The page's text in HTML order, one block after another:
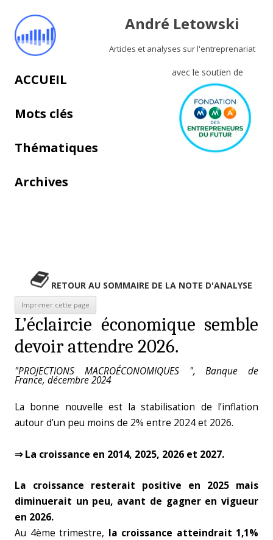
André Letowski
Articles et analyses sur l'entreprenariat
avec le soutien de
Aller au contenu principal
ACCUEIL
Mots clés
Thématiques
Archives
RETOUR AU SOMMAIRE DE LA NOTE D'ANALYSE
L’éclaircie économique semble
devoir attendre 2026.
"PROJECTIONS MACROÉCONOMIQUES ", Banque de
France, décembre 2024
La bonne nouvelle est la stabilisation de l’inflation
autour d’un peu moins de 2% entre 2024 et 2026.
⇒ La croissance en 2014, 2025, 2026 et 2027.
La croissance resterait positive en 2025 mais
diminuerait un peu, avant de gagner en vigueur
en 2026.
Au 4ème trimestre, la croissance atteindrait 1,1%